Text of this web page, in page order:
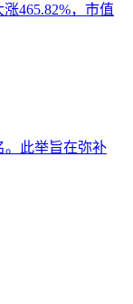
465.82%，市值
。此举旨在弥补